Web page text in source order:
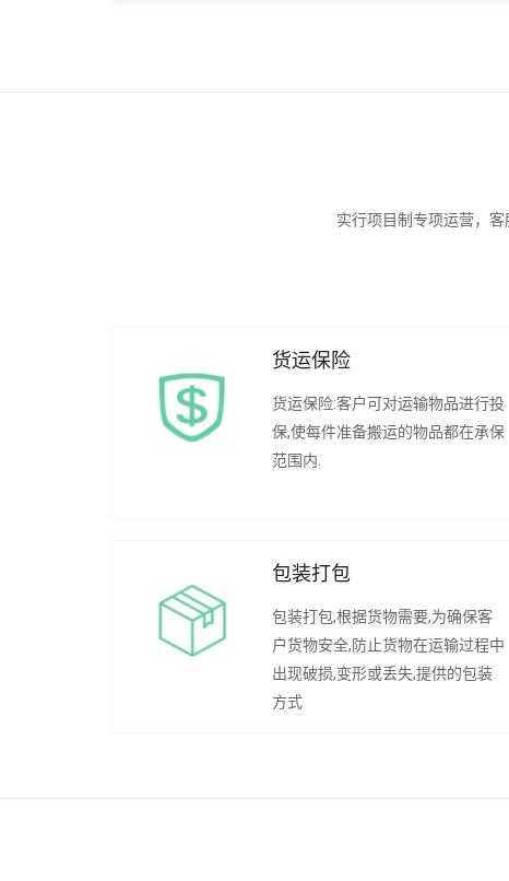
实行项目制专项运营，
货运保险
货运保险:客户可对运输物品进行投
保,使每件准备搬运的物品都在承保
范围内.
包装打包
包装打包,根据货物需要,为确保客
户货物安全,防止货物在运输过程中
出现破损,变形或丢失,提供的包装
方式